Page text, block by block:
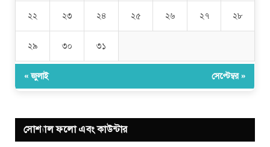
২২ ২৩ ২৪ ২৫ ২৬ ২৭ ২৮
২৯ ৩০ ৩১
« জুলাই সেপ্টেম্বর »
সোশ্যাল ফলো এবং কাউন্টার